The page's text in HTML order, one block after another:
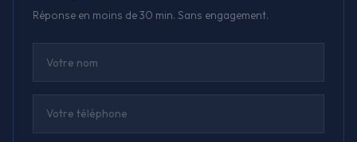
Réponse en moins de 30 min. Sans engagement.